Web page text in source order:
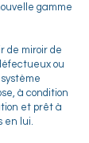
gamme
de miroir de
ou
à condition
et prêt à
en lui.